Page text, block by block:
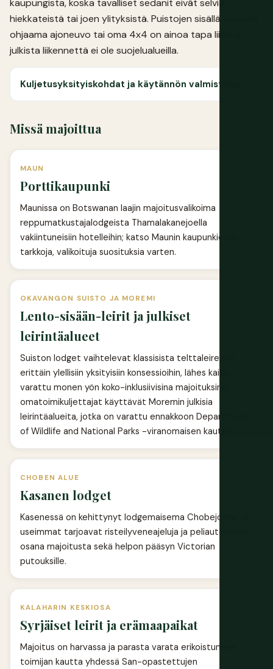
hiekkateistä tai joen ylityksistä. Puistojen sisällä oppaan
ohjaama ajoneuvo tai oma 4x4 on ainoa tapa liikkua,
julkista liikennettä ei ole suojelualueilla.
Kuljetusyksityiskohdat ja käytännön valmistelut
Missä majoittua
MAUN
Porttikaupunki
Maunissa on Botswanan laajin majoitusvalikoima
reppumatkustajalodgeista Thamalakanejoella
vakiintuneisiin hotelleihin; katso Maunin kaupunkiopas
tarkkoja, valikoituja suosituksia varten.
OKAVANGON SUISTO JA MOREMI
Lento-sisään-leirit ja julkiset
leirintäalueet
Suiston lodget vaihtelevat klassisista telttaleireistä
erittäin ylellisiin yksityisiin konsessioihin, lähes kaikki
varattu monen yön koko-inklusiivisina majoituksina;
omatoimikuljettajat käyttävät Moremin julkisia
leirintäalueita, jotka on varattu ennakkoon Department
of Wildlife and National Parks -viranomaisen kautta.
CHOBEN ALUE
Kasanen lodget
Kasenessä on kehittynyt lodgemaisema Chobejoelle, ja
useimmat tarjoavat risteilyveneajeluja ja peliautoretkiä
osana majoitusta sekä helpon pääsyn Victorian
putouksille.
KALAHARIN KESKIOSA
Syrjäiset leirit ja erämaapaikat
Majoitus on harvassa ja parasta varata erikoistuneen
toimijan kautta yhdessä San-opastettujen